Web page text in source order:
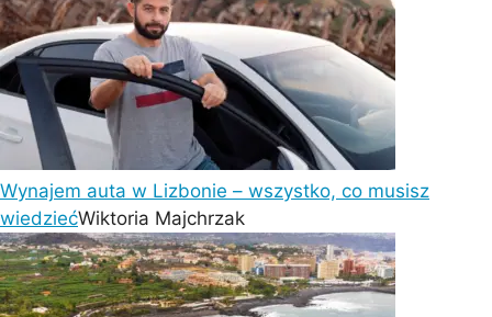
Wynajem auta w Lizbonie – wszystko, co musisz
wiedziećWiktoria Majchrzak